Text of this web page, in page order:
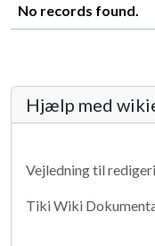
No records found.
More
Hjælp med
Vejledning til
Tiki Wiki